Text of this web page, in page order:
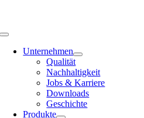
Toggle
NavigationUnternehmen
Qualität
Nachhaltigkeit
Jobs & Karriere
Downloads
Geschichte
Produkte